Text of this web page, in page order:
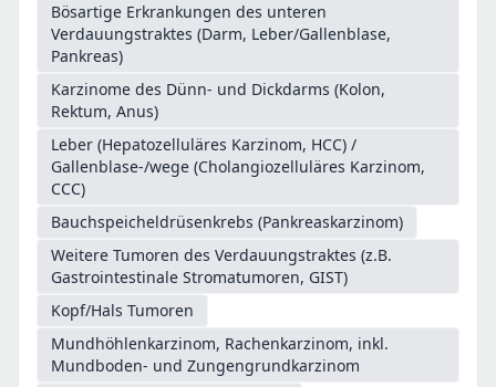
Bösartige Erkrankungen des unteren
Verdauungstraktes (Darm, Leber/Gallenblase,
Pankreas)
Karzinome des Dünn- und Dickdarms (Kolon,
Rektum, Anus)
Leber (Hepatozelluläres Karzinom, HCC) /
Gallenblase-/wege (Cholangiozelluläres Karzinom,
CCC)
Bauchspeicheldrüsenkrebs (Pankreaskarzinom)
Weitere Tumoren des Verdauungstraktes (z.B.
Gastrointestinale Stromatumoren, GIST)
Kopf/Hals Tumoren
Mundhöhlenkarzinom, Rachenkarzinom, inkl.
Mundboden- und Zungengrundkarzinom